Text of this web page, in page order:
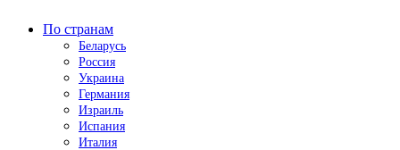
По странам
Беларусь
Россия
Украина
Германия
Израиль
Испания
Италия